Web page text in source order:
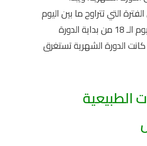
التي تتراوح ما بين اليوم
الـ 10 إلى اليوم الـ 18 من بداية الدورة
كانت الدورة الشهرية تستغرق
الطبيعية